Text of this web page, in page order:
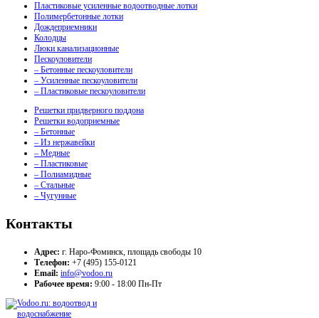
Пластиковые усиленные водоотводные лотки
Полимербетонные лотки
Дождеприемники
Колодцы
Люки канализационные
Пескоуловители
– Бетонные пескоуловители
– Усиленные пескоуловители
– Пластиковые пескоуловители
Решетки придверного поддона
Решетки водоприемные
– Бетонные
– Из нержавейки
– Медные
– Пластиковые
– Полиамидные
– Стальные
– Чугунные
Контакты
Адрес: г. Наро-Фоминск, площадь свободы 10
Телефон: +7 (495) 155-0121
Email: info@vodoo.ru
Рабочее время: 9:00 - 18:00 Пн-Пт